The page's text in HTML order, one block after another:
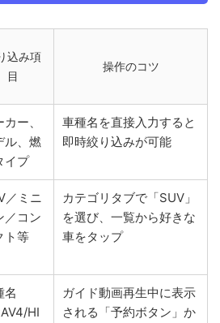
込み項
目
操作のコツ
ー、
ル、燃
イプ
車種名を直接入力すると
即時絞り込みが可能
／ミニ
／コン
ト等
カテゴリタブで「SUV」
を選び、一覧から好きな
車をタップ
名
HI
ガイド動画再生中に表示
される「予約ボタン」か